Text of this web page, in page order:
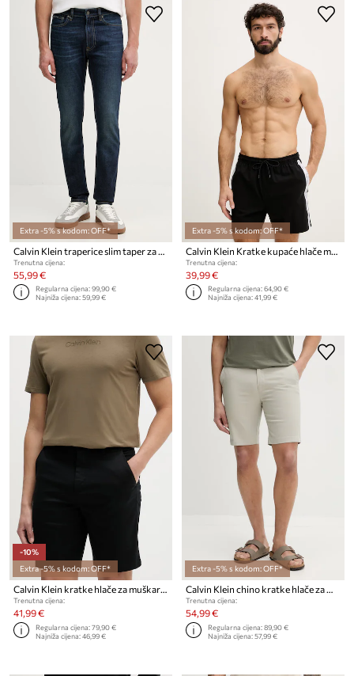
Extra -5% s kodom: OFF*
Calvin Klein traperice slim taper za muškarce
Trenutna cijena:
55,99 €
Regularna cijena:99,90 €
Najniža cijena:59,99 €
Extra -5% s kodom: OFF*
Calvin Klein Kratke kupaće hlače muške
Trenutna cijena:
39,99 €
Regularna cijena:64,90 €
Najniža cijena:41,99 €
-10%
Extra -5% s kodom: OFF*
Calvin Klein kratke hlače za muškarce s pamukom
Trenutna cijena:
41,99 €
Regularna cijena:79,90 €
Najniža cijena:46,99 €
Extra -5% s kodom: OFF*
Calvin Klein chino kratke hlače za muškarce s pamukom
Trenutna cijena:
54,99 €
Regularna cijena:89,90 €
Najniža cijena:57,99 €